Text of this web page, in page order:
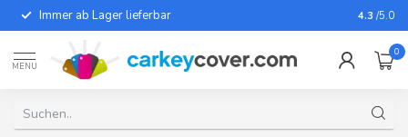
Immer ab Lager lieferbar Für fast
4.3 /5.0
MENU
0